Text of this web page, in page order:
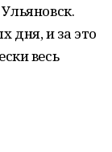
дня, и за это
весь